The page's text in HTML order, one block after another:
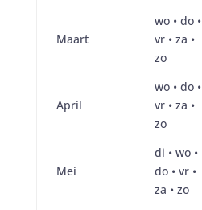
Maart
wo • do •
vr • za •
zo
April
wo • do •
vr • za •
zo
Mei
di • wo •
do • vr •
za • zo